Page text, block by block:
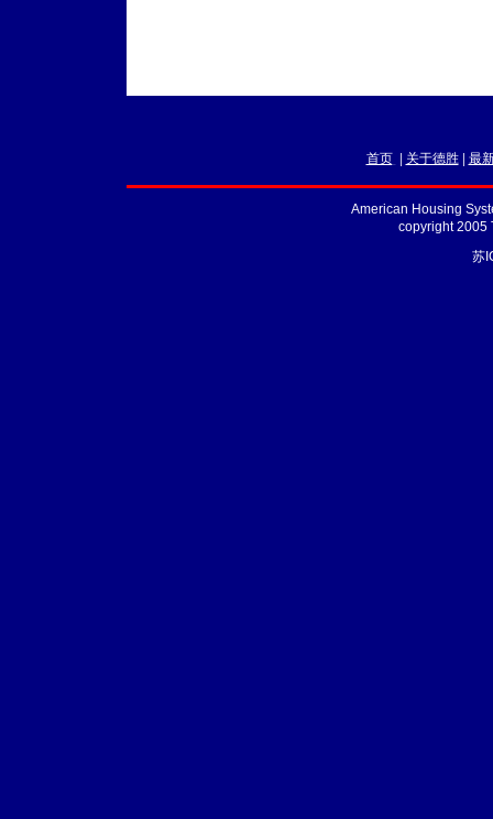
首页 | 关于德胜| 最
American Housing
copyright 2005
苏